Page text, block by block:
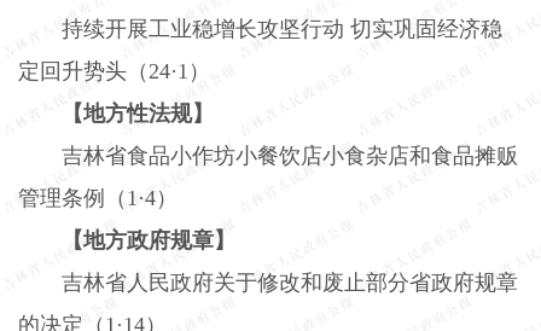
持续开展工业稳增长攻坚行动 切实巩固经济稳
定回升势头（ 24·1 ）
【地方性法规】
吉林省食品小作坊小餐饮店小食杂店和食品摊贩
管理条例（ 1 ·4）
【地方政府规章】
吉林省人民政府关于修改和废止部分省政府规章
的决定（ 1 ·14）